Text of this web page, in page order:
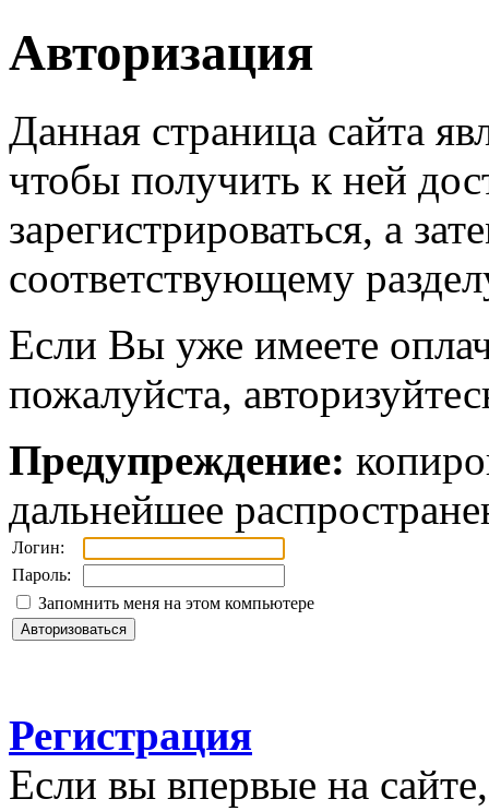
Авторизация
Данная страница сайта
чтобы получить к ней
зарегистрироваться, а
соответствующему
Если Вы уже имеете
пожалуйста,
Предупреждение:
дальнейшее
Логин:
Пароль:
Запомнить меня на этом компьютере
Регистрация
Если вы впервые на